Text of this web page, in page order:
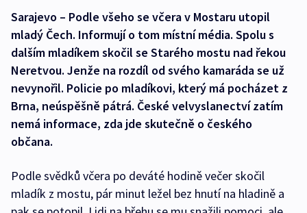
Sarajevo – Podle všeho se včera v Mostaru utopil
mladý Čech. Informují o tom místní média. Spolu s
dalším mladíkem skočil se Starého mostu nad řekou
Neretvou. Jenže na rozdíl od svého kamaráda se už
nevynořil. Policie po mladíkovi, který má pocházet z
Brna, neúspěšně pátrá. České velvyslanectví zatím
nemá informace, zda jde skutečně o českého
občana.
Podle svědků včera po deváté hodině večer skočil
mladík z mostu, pár minut ležel bez hnutí na hladině a